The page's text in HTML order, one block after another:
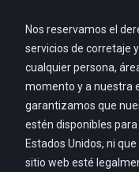
Nos reservamos el
servicios de corretaje
cualquier persona,
momento y a nuestra
garantizamos que
estén disponibles
Estados Unidos, ni
sitio web esté